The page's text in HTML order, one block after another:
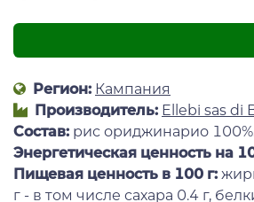
Регион: Кампания
Производитель: Ellebi sas di
Состав: рис ориджинарио
Энергетическая ценность на
Пищевая ценность в 100 г:
г - в том числе сахара 0.4 г,